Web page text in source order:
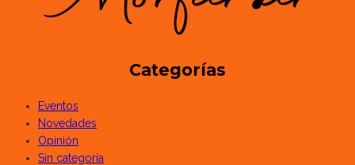
Categorías
Eventos
Novedades
Opinión
Sin categoría